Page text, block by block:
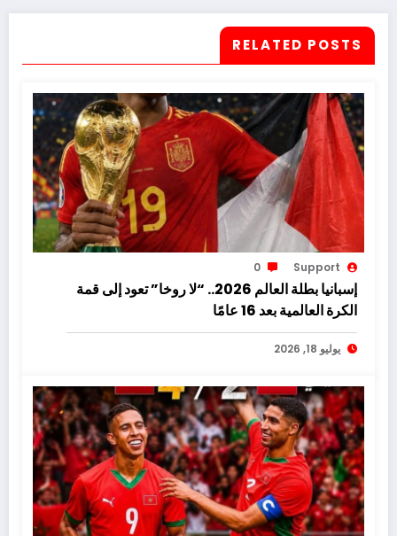
RELATED POSTS
Support
0
إسبانيا بطلة العالم 2026.. “لا روخا” تعود إلى قمة
الكرة العالمية بعد 16 عامًا
يوليو 18, 2026